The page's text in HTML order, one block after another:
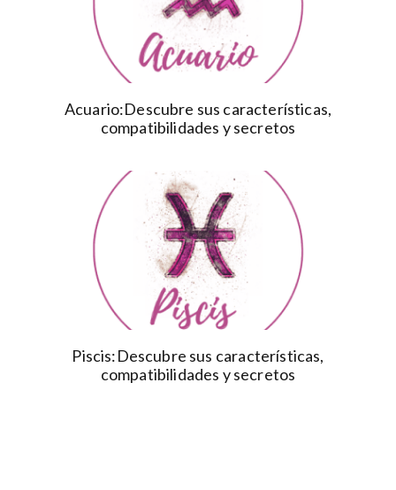
Acuario:Descubre sus características,
compatibilidades y secretos
Piscis:Descubre sus características,
compatibilidades y secretos